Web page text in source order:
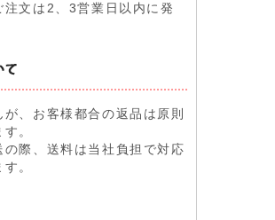
文は2、3営業日以内に発
、お客様都合の返品は原則
。
際、送料は当社負担で対応
。